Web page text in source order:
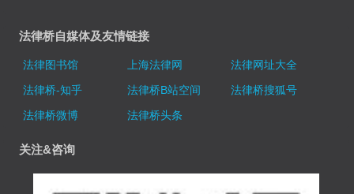
法律桥自媒体及友情链接
法律图书馆 上海法律网
法律网址大全
法律桥-知乎
法律桥B站空间
法律桥搜狐号
法律桥微博
法律桥头条
关注&咨询